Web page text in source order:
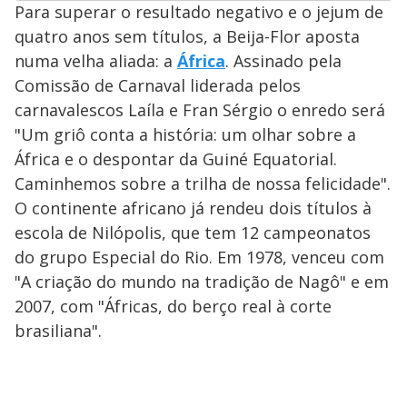
Para superar o resultado negativo e o jejum de
quatro anos sem títulos, a Beija-Flor aposta
numa velha aliada: a África. Assinado pela
Comissão de Carnaval liderada pelos
carnavalescos Laíla e Fran Sérgio o enredo será
"Um griô conta a história: um olhar sobre a
África e o despontar da Guiné Equatorial.
Caminhemos sobre a trilha de nossa felicidade".
O continente africano já rendeu dois títulos à
escola de Nilópolis, que tem 12 campeonatos
do grupo Especial do Rio. Em 1978, venceu com
"A criação do mundo na tradição de Nagô" e em
2007, com "Áfricas, do berço real à corte
brasiliana".